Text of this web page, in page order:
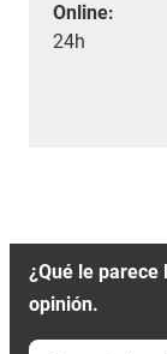
Online:
24h
¿Qué le parece
opinión.